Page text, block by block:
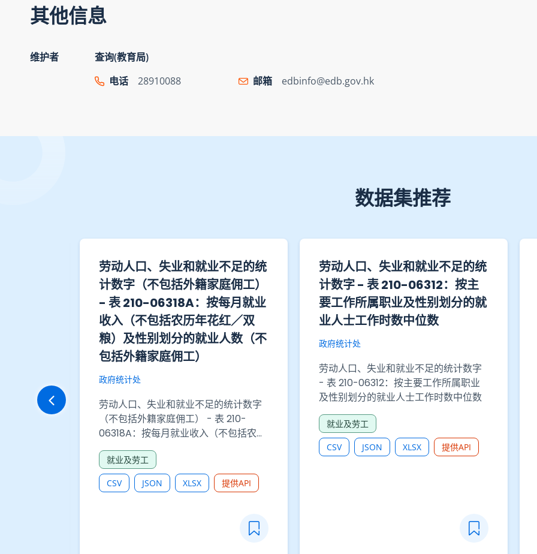
其他信息
维护者
查询(教育局)
电话
28910088 邮箱 edbinfo@edb.gov.hk
数据集推荐
pubsvc
day
劳动人口、失业和就业不足的统
计数字（不包括外籍家庭佣工）
- 表 210-06318A：按每月就业
收入（不包括农历年花红／双
粮）及性别划分的就业人数（不
包括外籍家庭佣工）
政府统计处
劳动人口、失业和就业不足的统计数字
（不包括外籍家庭佣工） - 表 210-
06318A：按每月就业收入（不包括农历
年花红／双粮）及性别划分的就业人数
（不包括外籍家庭佣工）
就业及劳工
CSV JSON XLSX 提供API
劳动人口、失业和就业不足的统
计数字 - 表 210-06312：按主
要工作所属职业及性别划分的就
业人士工作时数中位数
政府统计处
劳动人口、失业和就业不足的统计数字
- 表 210-06312：按主要工作所属职业
及性别划分的就业人士工作时数中位数
就业及劳工
CSV JSON XLSX 提供API